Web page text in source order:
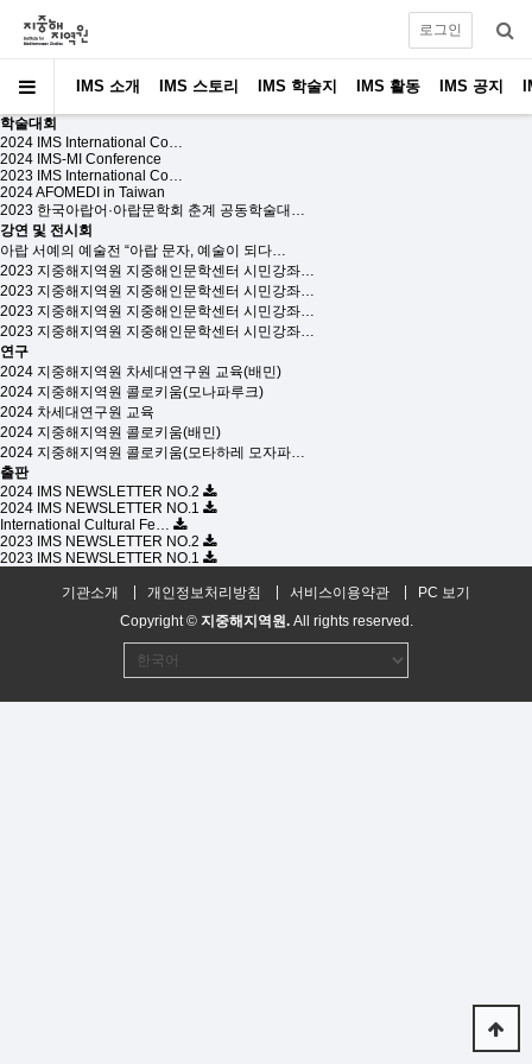
IMS 소개 IMS 스토리 IMS 학술지 IMS 활동 IMS 공지
로그인
학술대회
2024 IMS International Co…
2024 IMS-MI Conference
2023 IMS International Co…
2024 AFOMEDI in Taiwan
2023 한국아랍어·아랍문학회 춘계 공동학술대…
강연 및 전시회
아랍 서예의 예술전 “아랍 문자, 예술이 되다…
2023 지중해지역원 지중해인문학센터 시민강좌…
2023 지중해지역원 지중해인문학센터 시민강좌…
2023 지중해지역원 지중해인문학센터 시민강좌…
2023 지중해지역원 지중해인문학센터 시민강좌…
연구
2024 지중해지역원 차세대연구원 교육(배민)
2024 지중해지역원 콜로키움(모나파루크)
2024 차세대연구원 교육
2024 지중해지역원 콜로키움(배민)
2024 지중해지역원 콜로키움(모타하레 모자파…
출판
2024 IMS NEWSLETTER NO.2
2024 IMS NEWSLETTER NO.1
International Cultural Fe…
2023 IMS NEWSLETTER NO.2
2023 IMS NEWSLETTER NO.1
기관소개 개인정보처리방침 서비스이용약관
PC 보기
Copyright © 지중해지역원.All rights reserved.